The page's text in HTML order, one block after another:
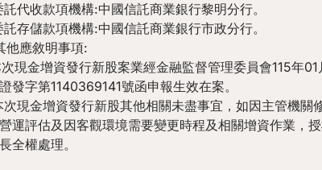
託代收款項機構:中國信託商業銀行黎明分行。
託存儲款項機構:中國信託商業銀行市政分行。
他應敘明事項:
現金增資發行新股案業經金融監督管理委員會115年01
發字第1140369141號函申報生效在案。
現金增資發行新股其他相關未盡事宜，如因主管機關
運評估及因客觀環境需要變更時程及相關增資作業，
全權處理。